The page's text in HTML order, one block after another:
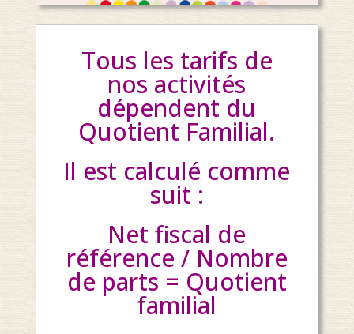
Tous les tarifs de
nos activités
dépendent du
Quotient Familial.
Il est calculé comme
suit :
Net fiscal de
référence / Nombre
de parts = Quotient
familial